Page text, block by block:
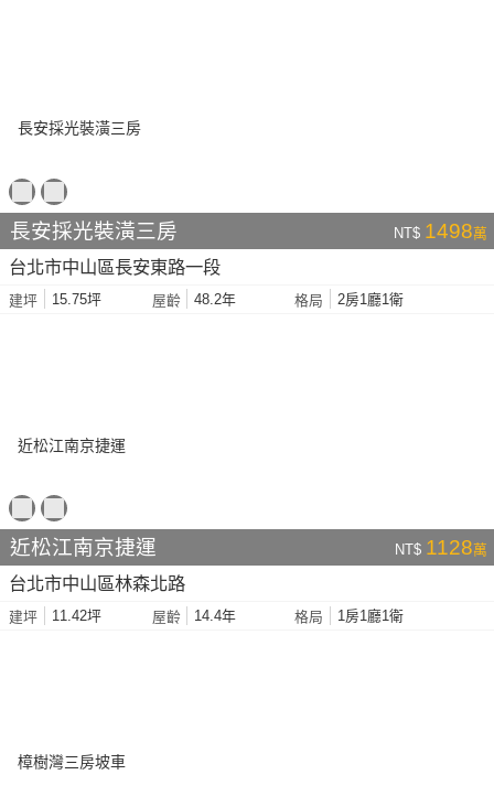
長安採光裝潢三房 NT$ 1498萬
台北市中山區長安東路一段
建坪 15.75坪 屋齡 48.2年 格局 2房1廳1衛
近松江南京捷運 NT$ 1128萬
台北市中山區林森北路
建坪 11.42坪 屋齡 14.4年 格局 1房1廳1衛